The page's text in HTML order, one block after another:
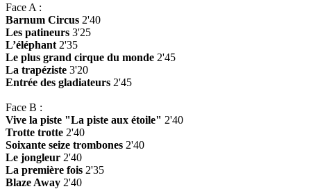
Face A :
Barnum Circus 2'40
Les patineurs 3'25
L’éléphant 2'35
Le plus grand cirque du monde 2'45
La trapéziste 3'20
Entrée des gladiateurs 2'45
Face B :
Vive la piste "La piste aux étoile" 2'40
Trotte trotte 2'40
Soixante seize trombones 2'40
Le jongleur 2'40
La première fois 2'35
Blaze Away 2'40